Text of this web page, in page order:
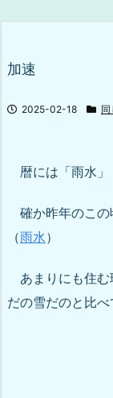
加速
2025-02-18
暦には「雨水」
確か昨年のこの
（雨水）
あまりにも住む
だの雪だのと比